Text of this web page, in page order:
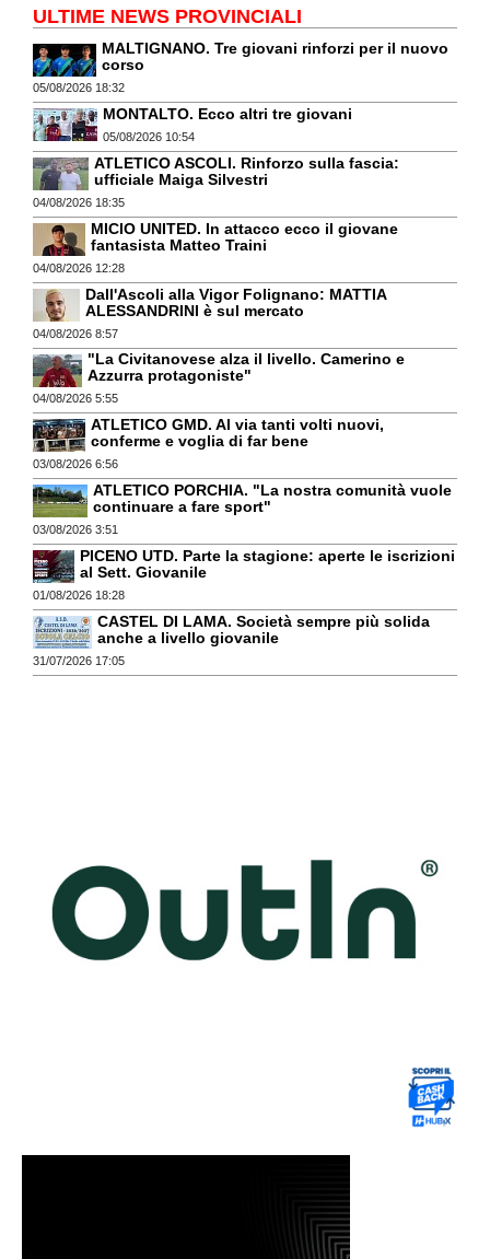
ULTIME NEWS PROVINCIALI
MALTIGNANO. Tre giovani rinforzi per il nuovo
corso
05/08/2026 18:32
MONTALTO. Ecco altri tre giovani
05/08/2026 10:54
ATLETICO ASCOLI. Rinforzo sulla fascia:
ufficiale Maiga Silvestri
04/08/2026 18:35
MICIO UNITED. In attacco ecco il giovane
fantasista Matteo Traini
04/08/2026 12:28
Dall'Ascoli alla Vigor Folignano: MATTIA
ALESSANDRINI è sul mercato
04/08/2026 8:57
"La Civitanovese alza il livello. Camerino e
Azzurra protagoniste"
04/08/2026 5:55
ATLETICO GMD. Al via tanti volti nuovi,
conferme e voglia di far bene
03/08/2026 6:56
ATLETICO PORCHIA. "La nostra comunità vuole
continuare a fare sport"
03/08/2026 3:51
PICENO UTD. Parte la stagione: aperte le iscrizioni
al Sett. Giovanile
01/08/2026 18:28
CASTEL DI LAMA. Società sempre più solida
anche a livello giovanile
31/07/2026 17:05